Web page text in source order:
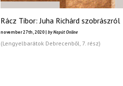
Rácz Tibor: Juha Richárd szobrászról
november 27th, 2020 | by Napút Online
(Lengyelbarátok Debrecenből, 7. rész)